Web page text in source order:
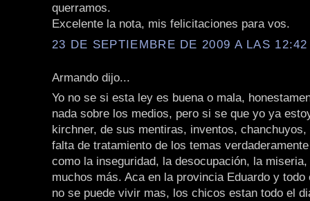
querramos.
Excelente la nota, mis felicitaciones para vos.
23 DE SEPTIEMBRE DE 2009 A LAS 12:42
Armando dijo...
Yo no se si esta ley es buena o mala,
nada sobre los medios, pero si se que yo ya
kirchner, de sus mentiras, inventos,
falta de tratamiento de los temas
como la inseguridad, la desocupación, la
muchos más. Aca en la provincia Eduardo y todo
no se puede vivir mas, los chicos estan todo el